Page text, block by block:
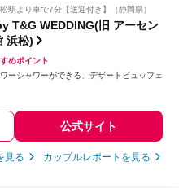
駅より車で7分【送迎付き】（静岡県）
T&G WEDDING(旧 アーセン
浜松)
めポイント
ーシャワーができる デザートビュッフェ
公式サイト
見る カップルレポートを見る